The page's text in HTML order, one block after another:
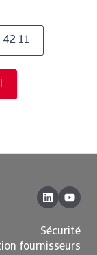
11
Sécurité
fournisseurs